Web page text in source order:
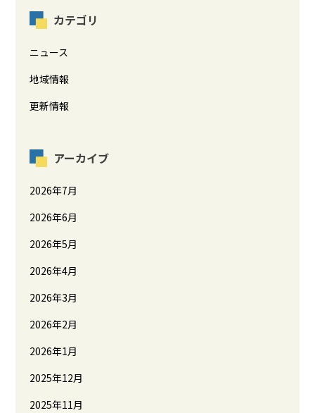
カテゴリ
ニュース
地域情報
更新情報
アーカイブ
2026年7月
2026年6月
2026年5月
2026年4月
2026年3月
2026年2月
2026年1月
2025年12月
2025年11月